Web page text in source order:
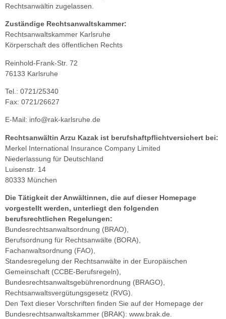
Rechtsanwältin zugelassen.
Zuständige Rechtsanwaltskammer:
Rechtsanwaltskammer Karlsruhe
Körperschaft des öffentlichen Rechts
Reinhold-Frank-Str. 72
76133 Karlsruhe
Tel.: 0721/25340
Fax: 0721/26627
E-Mail: info@rak-karlsruhe.de
Rechtsanwältin Arzu Kazak ist berufshaftpflichtversichert bei:
Merkel International Insurance Company Limited
Niederlassung für Deutschland
Luisenstr. 14
80333 München
Die Tätigkeit der Anwältinnen, die auf dieser Homepage
vorgestellt werden, unterliegt den folgenden
berufsrechtlichen Regelungen:
Bundesrechtsanwaltsordnung (BRAO),
Berufsordnung für Rechtsanwälte (BORA),
Fachanwaltsordnung (FAO),
Standesregelung der Rechtsanwälte in der Europäischen
Gemeinschaft (CCBE-Berufsregeln),
Bundesrechtsanwaltsgebührenordnung (BRAGO),
Rechtsanwaltsvergütungsgesetz (RVG).
Den Text dieser Vorschriften finden Sie auf der Homepage der
Bundesrechtsanwaltskammer (BRAK): www.brak.de.